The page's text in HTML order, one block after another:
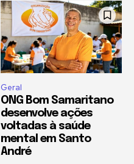
Geral
ONG Bom Samaritano
desenvolve ações
voltadas à saúde
mental em Santo
André